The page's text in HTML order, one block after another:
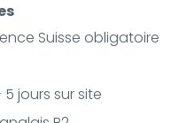
Suisse obligatoire
5 jours sur site